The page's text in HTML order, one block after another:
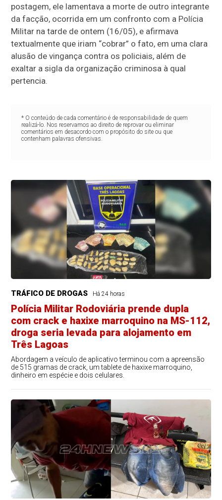
postagem, ele lamentava a morte de outro integrante
da facção, ocorrida em um confronto com a Polícia
Militar na tarde de ontem (16/05), e afirmava
textualmente que iriam “cobrar” o fato, em uma clara
alusão de vingança contra os policiais, além de
exaltar a sigla da organização criminosa à qual
pertencia.
* O conteúdo de cada comentário é de responsabilidade de quem
realizá-lo. Nos reservamos ao direito de reprovar ou eliminar
comentários em desacordo com o propósito do site ou que
contenham palavras ofensivas.
TRÁFICO DE DROGAS Há 24 horas
Polícia Militar Rodoviária prende dupla
com crack e haxixe marroquino na MS-112,
droga seria levada para alojamento em
Três Lagoas
Abordagem a veículo de aplicativo terminou com a apreensão
de 515 gramas de crack, um tablete de haxixe marroquino,
dinheiro em espécie e dois celulares.